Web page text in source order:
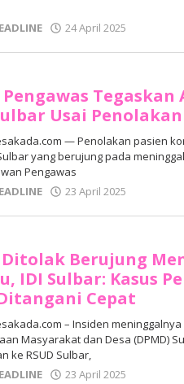
24 April 2025
Junaedi
Pengawas
Usai
— Penolakan pasien
yang berujung pada
Pengawas
23 April 2025
Junaedi
Ditolak Berujung
IDI Sulbar: Kasus
Cepat
– Insiden
Masyarakat dan Desa (DPMD)
ke RSUD Sulbar,
23 April 2025